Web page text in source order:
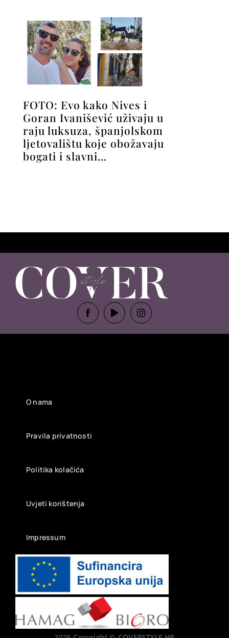
FOTO: Evo kako Nives i
Goran Ivanišević uživaju u
raju luksuza, španjolskom
ljetovalištu koje obožavaju
bogati i slavni…
O nama
Pravila privatnosti
Politika kolačića
Uvjeti korištenja
Impressum